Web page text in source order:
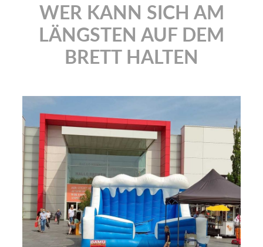
WER KANN SICH AM
LÄNGSTEN AUF DEM
BRETT HALTEN